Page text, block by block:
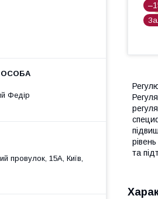
та
Федір
провулок, 15А, Київ,